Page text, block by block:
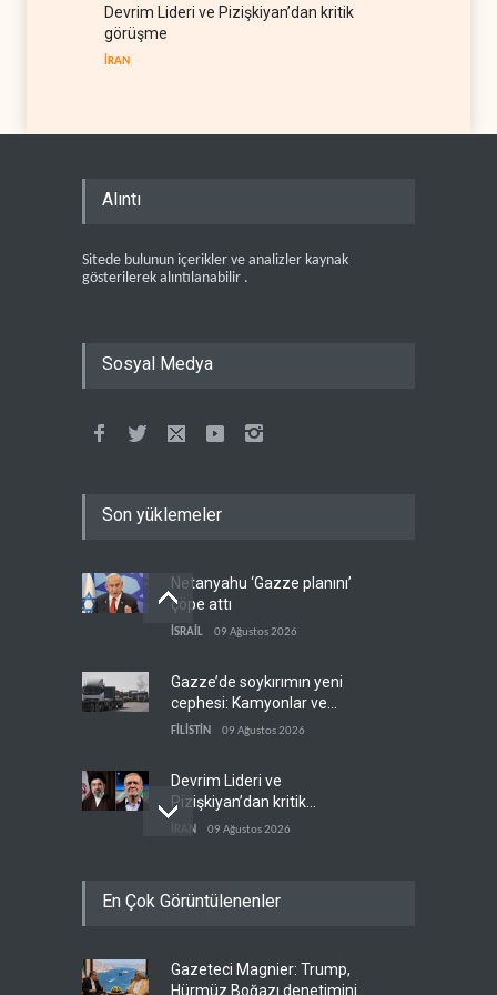
Devrim Lideri ve Pizişkiyan’dan kritik
görüşme
İRAN
Alıntı
Sitede bulunun içerikler ve analizler kaynak
gösterilerek alıntılanabilir .
Sosyal Medya
Son yüklemeler
Netanyahu ‘Gazze planını’
çöpe attı
İSRAİL 09 Ağustos 2026
Gazze’de soykırımın yeni
cephesi: Kamyonlar ve
sürücüler de hedefte
FİLİSTİN 09 Ağustos 2026
Devrim Lideri ve
Pizişkiyan’dan kritik
görüşme
İRAN 09 Ağustos 2026
güçlere büyük operasyon
Grönland’da izinsiz sondaj
En Çok Görüntülenenler
Gazeteci Magnier: Trump,
Hürmüz Boğazı denetimini